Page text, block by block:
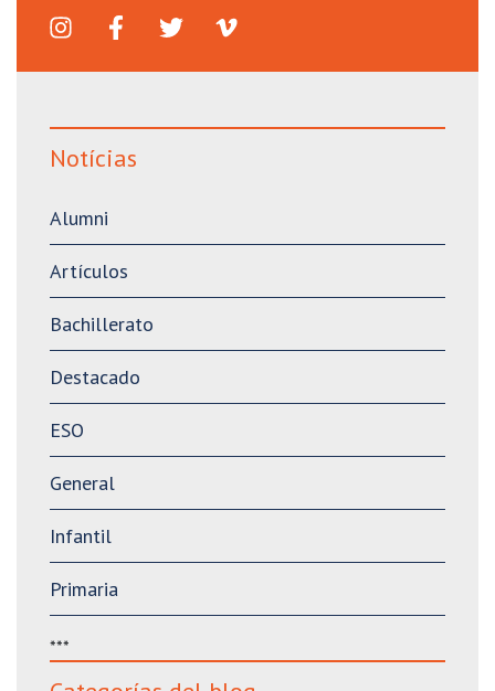
Notícias
Alumni
Artículos
Bachillerato
Destacado
ESO
General
Infantil
Primaria
***